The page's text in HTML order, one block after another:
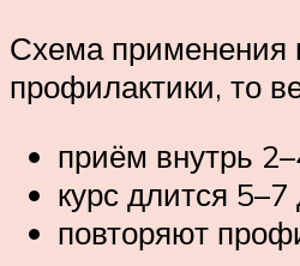
Схема применения
профилактики, то
приём внутрь
курс длится 5–7
повторяют